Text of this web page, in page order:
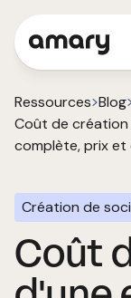
Ressources Blog
Coût de création
complète, prix et
Création de
Coût